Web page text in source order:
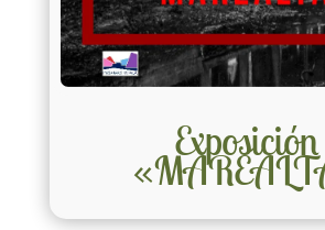
Exposición